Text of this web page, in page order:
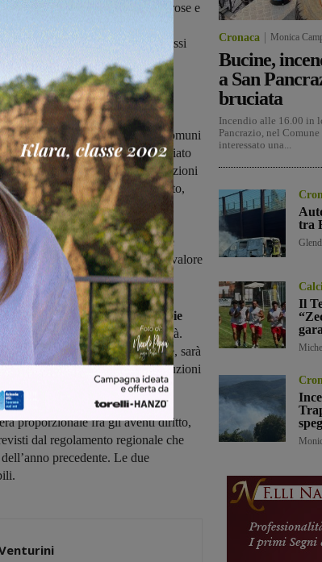
previste per le famiglie numerose e
fino al 30 aprile 2017 per
ai contributi, che saranno concessi
è una novità introdotta
i nuclei familiari che
a carico, residenti in uno dei comuni
Valdarno. La società ha stanziato
per finanziare queste agevolazioni
Per poter usufruire del contributo,
compilata e
predisposto che potrà essere
. Alla domanda dovrà essere
di validità, che dimostri un valore
euro.
anche le agevolazioni tariffarie
erogate con una nuova modalità.
componenti il nucleo familiare, sarà
2017 per poter accedere alle riduzioni
una soglia Isee inferiore a
prelevato dal Fondo Nuovi
proporzionale fra gli aventi diritto,
dal regolamento regionale che
precedente. Le due
Cronaca Monica
Bucine,
a San
bruciata
Incendio alle 16.00 in
Pancrazio, nel
interessato una...
tra
Il